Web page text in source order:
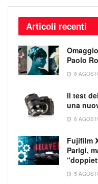
Articoli recenti
Paolo
6
Il test
una
6
Fujifilm
Parigi,
5